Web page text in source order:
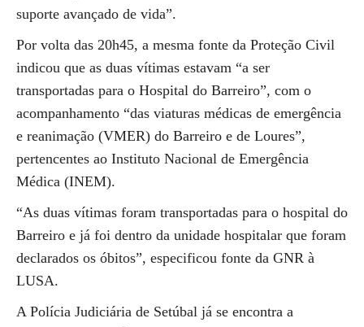
suporte avançado de vida”.
Por volta das 20h45, a mesma fonte da Proteção Civil
indicou que as duas vítimas estavam “a ser
transportadas para o Hospital do Barreiro”, com o
acompanhamento “das viaturas médicas de emergência
e reanimação (VMER) do Barreiro e de Loures”,
pertencentes ao Instituto Nacional de Emergência
Médica (INEM).
“As duas vítimas foram transportadas para o hospital do
Barreiro e já foi dentro da unidade hospitalar que foram
declarados os óbitos”, especificou fonte da GNR à
LUSA.
A Polícia Judiciária de Setúbal já se encontra a